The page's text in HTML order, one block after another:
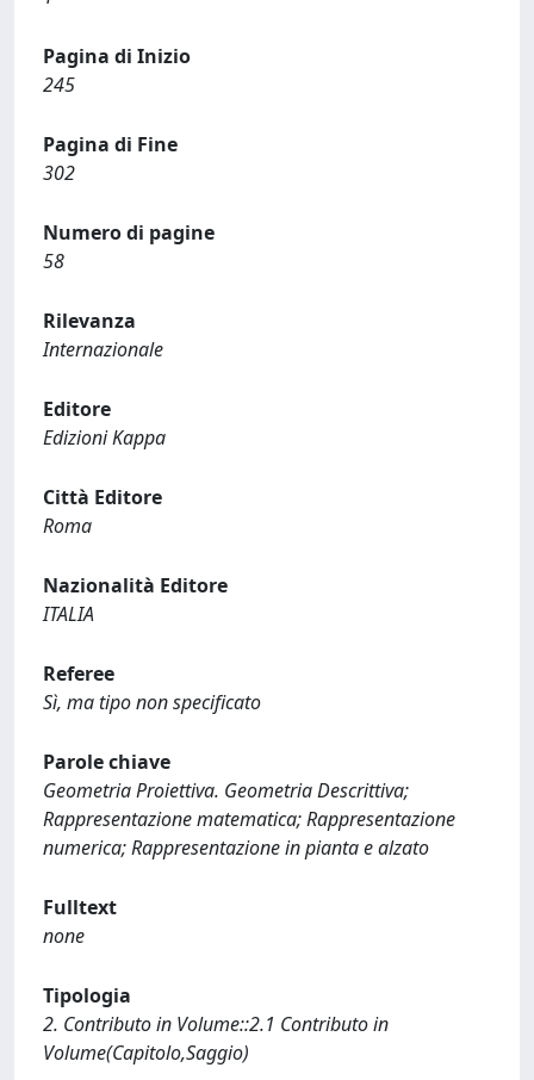
Pagina di Inizio
245
Pagina di Fine
302
Numero di pagine
58
Rilevanza
Internazionale
Editore
Edizioni Kappa
Città Editore
Roma
Nazionalità Editore
ITALIA
Referee
Sì, ma tipo non specificato
Parole chiave
Geometria Proiettiva. Geometria Descrittiva;
Rappresentazione matematica; Rappresentazione
numerica; Rappresentazione in pianta e alzato
Fulltext
none
Tipologia
2. Contributo in Volume::2.1 Contributo in
Volume(Capitolo,Saggio)